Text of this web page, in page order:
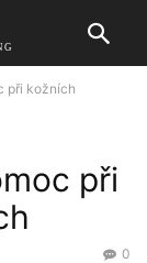
při kožních
při
0